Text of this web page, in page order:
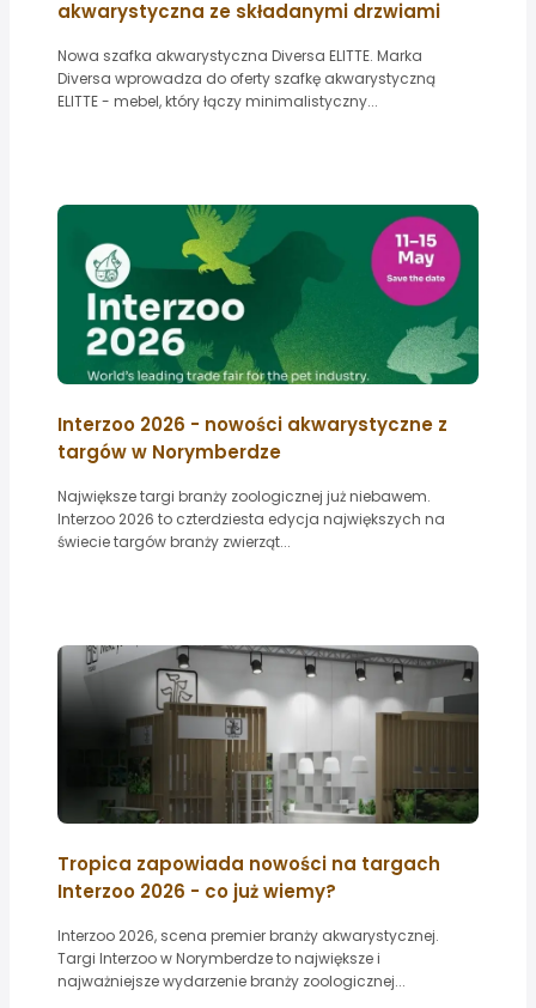
akwarystyczna ze składanymi drzwiami
Nowa szafka akwarystyczna Diversa ELITTE. Marka
Diversa wprowadza do oferty szafkę akwarystyczną
ELITTE - mebel, który łączy minimalistyczny...
Interzoo 2026 - nowości akwarystyczne z
targów w Norymberdze
Największe targi branży zoologicznej już niebawem.
Interzoo 2026 to czterdziesta edycja największych na
świecie targów branży zwierząt...
Tropica zapowiada nowości na targach
Interzoo 2026 - co już wiemy?
Interzoo 2026, scena premier branży akwarystycznej.
Targi Interzoo w Norymberdze to największe i
najważniejsze wydarzenie branży zoologicznej...